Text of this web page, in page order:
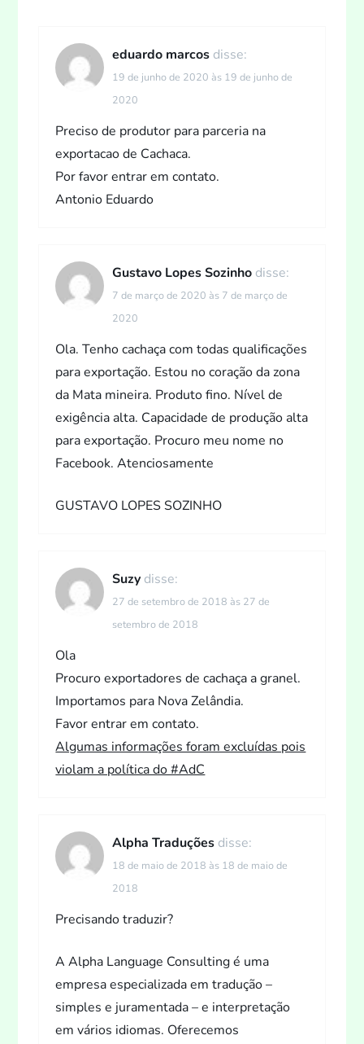
P
eduardo marcos disse:
19 de junho de 2020 às 19 de junho de
2020
Preciso de produtor para parceria na
exportacao de Cachaca.
Por favor entrar em contato.
Antonio Eduardo
Gustavo Lopes Sozinho disse:
7 de março de 2020 às 7 de março de
2020
Ola. Tenho cachaça com todas qualificações
para exportação. Estou no coração da zona
da Mata mineira. Produto fino. Nível de
exigência alta. Capacidade de produção alta
para exportação. Procuro meu nome no
Facebook. Atenciosamente
GUSTAVO LOPES SOZINHO
Suzy disse:
27 de setembro de 2018 às 27 de
setembro de 2018
Ola
Procuro exportadores de cachaça a granel.
Importamos para Nova Zelândia.
Favor entrar em contato.
Algumas informações foram excluídas pois
violam a política do #AdC
Alpha Traduções disse:
18 de maio de 2018 às 18 de maio de
2018
Precisando traduzir?
A Alpha Language Consulting é uma
empresa especializada em tradução –
simples e juramentada – e interpretação
em vários idiomas. Oferecemos